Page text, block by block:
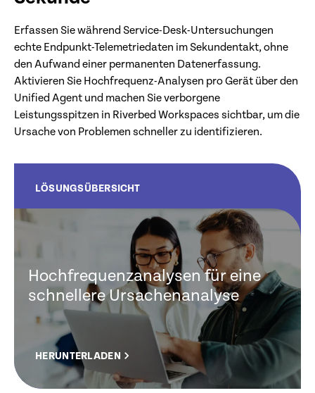
Erfassen Sie während Service-Desk-Untersuchungen
echte Endpunkt-Telemetriedaten im Sekundentakt, ohne
den Aufwand einer permanenten Datenerfassung.
Aktivieren Sie Hochfrequenz-Analysen pro Gerät über den
Unified Agent und machen Sie verborgene
Leistungsspitzen in Riverbed Workspaces sichtbar, um die
Ursache von Problemen schneller zu identifizieren.
LÖSUNGSÜBERSICHT
Hochfrequenzanalysen für eine
schnellere Ursachenanalyse
HERUNTERLADEN